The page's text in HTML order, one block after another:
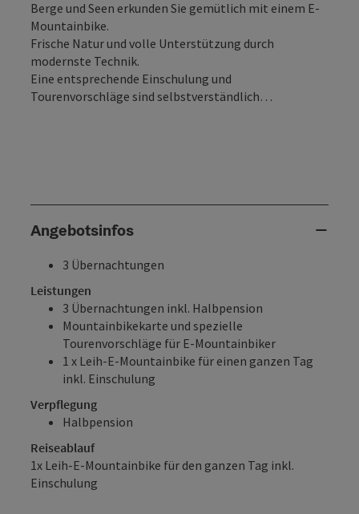
Berge und Seen erkunden Sie gemütlich mit einem E-
Mountainbike.
Frische Natur und volle Unterstützung durch
modernste Technik.
Eine entsprechende Einschulung und
Tourenvorschläge sind selbstverständlich…
Angebotsinfos
3 Übernachtungen
Leistungen
3 Übernachtungen inkl. Halbpension
Mountainbikekarte und spezielle
Tourenvorschläge für E-Mountainbiker
1 x Leih-E-Mountainbike für einen ganzen Tag
inkl. Einschulung
Verpflegung
Halbpension
Reiseablauf
1x Leih-E-Mountainbike für den ganzen Tag inkl.
Einschulung